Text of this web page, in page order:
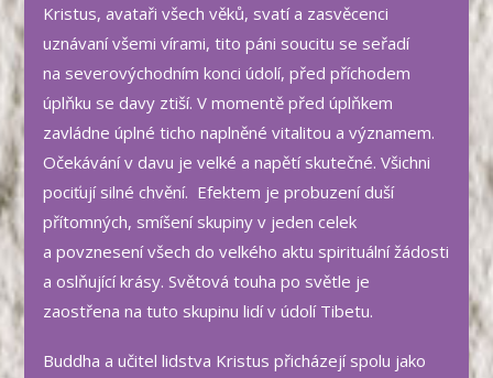
Kristus, avataři všech věků, svatí a zasvěcenci
uznávaní všemi vírami, tito páni soucitu se seřadí
na severovýchodním konci údolí, před příchodem
úplňku se davy ztiší. V momentě před úplňkem
zavládne úplné ticho naplněné vitalitou a významem.
Očekávání v davu je velké a napětí skutečné. Všichni
pociťují silné chvění. Efektem je probuzení duší
přítomných, smíšení skupiny v jeden celek
a povznesení všech do velkého aktu spirituální žádosti
a oslňující krásy. Světová touha po světle je
zaostřena na tuto skupinu lidí v údolí Tibetu.
Buddha a učitel lidstva Kristus přicházejí spolu jako